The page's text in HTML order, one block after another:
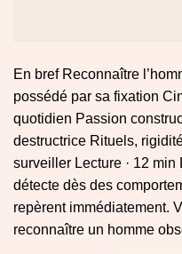
En bref Reconnaître
possédé par sa fixation
quotidien Passion
destructrice Rituels,
surveiller Lecture · 12 min
détecte dès des
repèrent immédiatement.
reconnaître un homme